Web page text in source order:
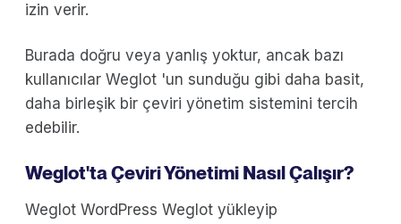
izin verir.
Burada doğru veya yanlış yoktur, ancak bazı
kullanıcılar Weglot 'un sunduğu gibi daha basit,
daha birleşik bir çeviri yönetim sistemini tercih
edebilir.
Weglot'ta Çeviri Yönetimi Nasıl Çalışır?
Weglot WordPress Weglot yükleyip